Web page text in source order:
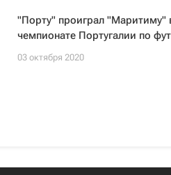
"Порту" проиграл "Маритиму"
чемпионате Португалии по
03 октября 2020